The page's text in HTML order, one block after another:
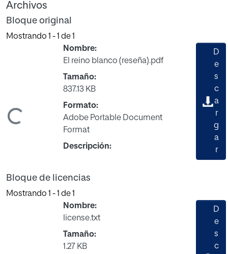
Archivos
Bloque original
Mostrando 1 - 1 de 1
Cargando...
Nombre:
El reino blanco (reseña).pdf
Tamaño:
837.13 KB
Formato:
Adobe Portable Document
Format
Descripción:
D
e
s
c
a
r
g
a
r
Bloque de licencias
Mostrando 1 - 1 de 1
Nombre:
license.txt
Tamaño:
1.27 KB
D
e
s
c